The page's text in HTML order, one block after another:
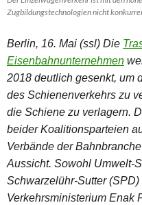
Zugbildungstechnologien nicht
Berlin, 16. Mai (ssl) Die
Eisenbahnunternehmen
2018 deutlich gesenkt, um
des Schienenverkehrs zu
die Schiene zu verlagern.
beider Koalitionsparteien
Verbände der
Aussicht. Sowohl Umwelt-
Schwarzelühr-Sutter
Verkehrsministerium Enak